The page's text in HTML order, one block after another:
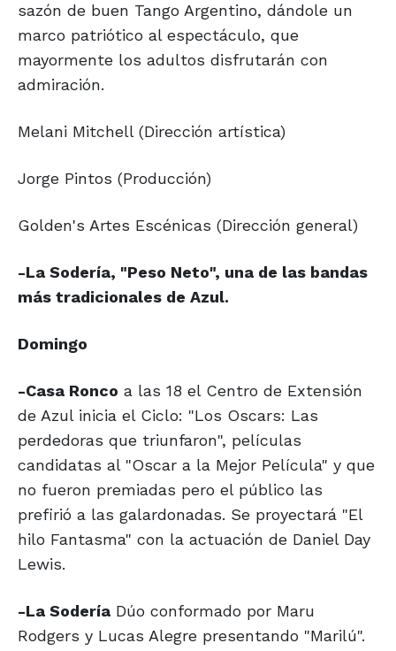
sazón de buen Tango Argentino, dándole un
marco patriótico al espectáculo, que
mayormente los adultos disfrutarán con
admiración.
Melani Mitchell (Dirección artística)
Jorge Pintos (Producción)
Golden's Artes Escénicas (Dirección general)
-La Sodería, "Peso Neto", una de las bandas
más tradicionales de Azul.
Domingo
-Casa Ronco a las 18 el Centro de Extensión
de Azul inicia el Ciclo: "Los Oscars: Las
perdedoras que triunfaron", películas
candidatas al "Oscar a la Mejor Película" y que
no fueron premiadas pero el público las
prefirió a las galardonadas. Se proyectará "El
hilo Fantasma" con la actuación de Daniel Day
Lewis.
-La Sodería Dúo conformado por Maru
Rodgers y Lucas Alegre presentando "Marilú".